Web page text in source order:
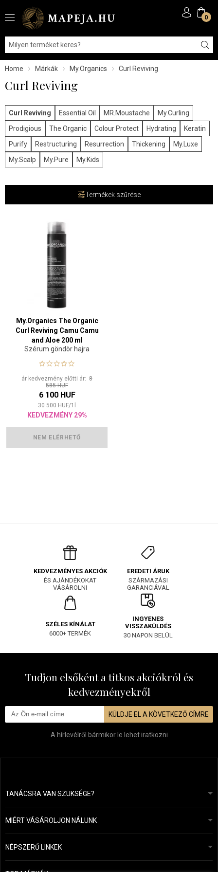
0
Home Márkák My.Organics Curl Reviving
Curl Reviving
Curl Reviving Essential Oil MR.Moustache
My.Curling
Prodigious
The Organic Colour Protect Hydrating
Keratin
Purify
Restructuring Resurrection Thickening
My.Luxe
My.Scalp
My.Pure My.Kids
Termékek szűrése
My.Organics The Organic
Curl Reviving Camu Camu
and Aloe 200 ml
Szérum göndör hajra
ár kedvezmény előtti ár: 8
585 HUF
6 100 HUF
30 500 HUF/1
KEDVEZMÉNY 29%
NEM ELÉRHETŐ
KEDVEZMÉNYES AKCIÓK
ÉS AJÁNDÉKOKAT
VÁSÁROLNI
EREDETI ÁRUK
SZÁRMAZÁSI
GARANCIÁVAL
SZÉLES KÍNÁLAT
6000+ TERMÉK
INGYENES
VISSZAKÜLDÉS
30 NAPON BELÜL
Tudjon elsőként a titkos akciókról és
kedvezményekről
KÜLDJE EL A KÖVETKEZŐ CÍMRE
A hírlevélről bármikor le lehet iratkozni
TANÁCSRA VAN SZÜKSÉGE?info@mapeja.hu
24 órán belül válaszolunk.
MIÉRT VÁSÁROLJON NÁLUNK
Általános szerződési feltételek (ÁSZF)
Személyes adatok védelme
Fizetési és szállítási áttekintés
Áru visszaküldése
NÉPSZERŰ LINKEK
A mi történetünk
Kérastase